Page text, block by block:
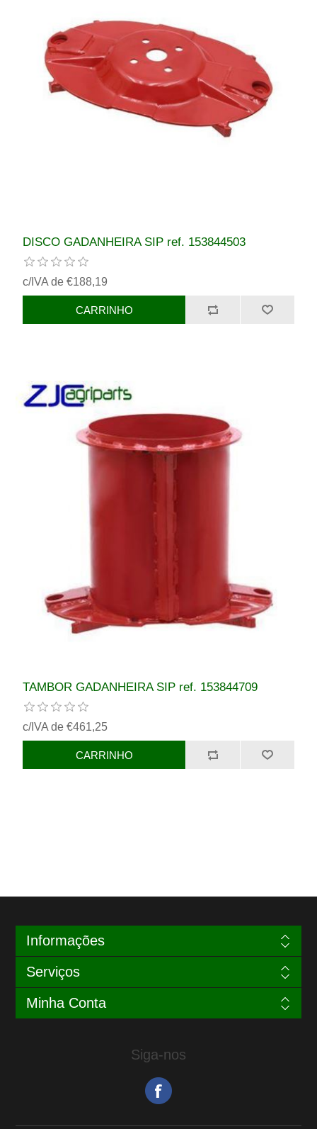
DISCO GADANHEIRA SIP ref. 153844503
c/IVA de €188,19
TAMBOR GADANHEIRA SIP ref. 153844709
c/IVA de €461,25
Informações
Serviços
Minha Conta
Siga-nos